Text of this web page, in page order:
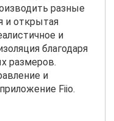
разные
и открытая
и
благодаря
размеров.
и
Fiio.